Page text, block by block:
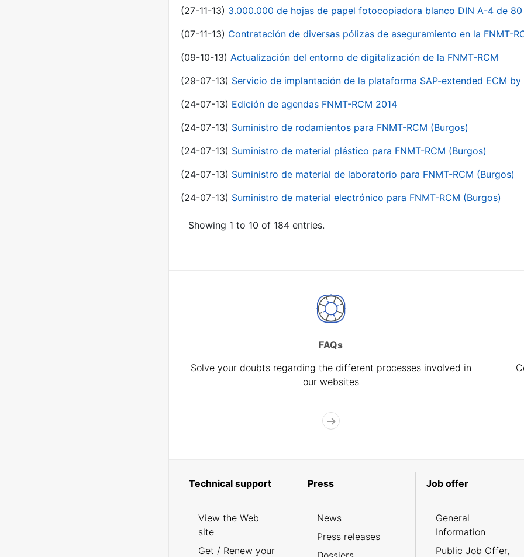
(27-11-13) 3.000.000 de hojas de papel fotocopiadora blanco DIN A-4 de 80
(07-11-13) Contratación de diversas pólizas de aseguramiento en la FNMT-
(09-10-13) Actualización del entorno de digitalización de la FNMT-RCM
(29-07-13) Servicio de implantación de la plataforma SAP-extended ECM by
(24-07-13) Edición de agendas FNMT-RCM 2014
(24-07-13) Suministro de rodamientos para FNMT-RCM (Burgos)
(24-07-13) Suministro de material plástico para FNMT-RCM (Burgos)
(24-07-13) Suministro de material de laboratorio para FNMT-RCM (Burgos)
(24-07-13) Suministro de material electrónico para FNMT-RCM (Burgos)
Showing 1 to 10 of 184 entries.
FAQs
Solve your doubts regarding the different processes involved in
our websites
Technical support
View the Web
site
Get / Renew your
Press
News
Press releases
Job offer
General
Information
Public Job Offer,